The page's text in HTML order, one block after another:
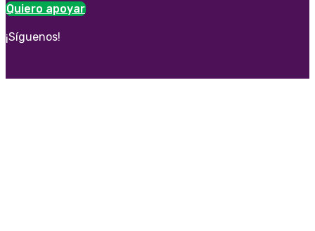
Quiero apoyar
¡Síguenos!